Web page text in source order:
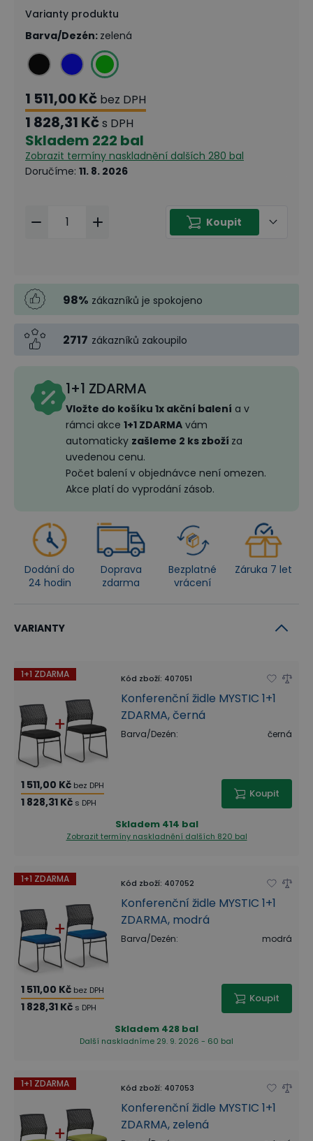
Varianty produktu
Barva/Dezén: zelená
1 511,00 Kč bez DPH
1 828,31 Kčs DPH
Skladem 222 bal
Zobrazit termíny naskladnění dalších 280 bal
Doručíme: 11. 8. 2026
Koupit
98% zákazníků je spokojeno
2717 zákazníků zakoupilo
1+1 ZDARMA
Vložte do košíku 1x akční balení a v
rámci akce 1+1 ZDARMA vám
automaticky zašleme 2 ks zboží za
uvedenou cenu.
Počet balení v objednávce není omezen.
Akce platí do vyprodání zásob.
Dodání do
24 hodin
Doprava
zdarma
Bezplatné
vrácení
Záruka 7 let
VARIANTY
1+1 ZDARMA Kód zboží: 407051
Konferenční židle MYSTIC 1+1
ZDARMA, černá
Barva/Dezén: černá
1 511,00 Kč bez DPH
1 828,31 Kč s DPH
Koupit
Skladem 414 bal
Zobrazit termíny naskladnění dalších 820 bal
1+1 ZDARMA Kód zboží: 407052
Konferenční židle MYSTIC 1+1
ZDARMA, modrá
Barva/Dezén: modrá
1 511,00 Kč bez DPH
1 828,31 Kč s DPH
Koupit
Skladem 428 bal
Další naskladníme 29. 9. 2026 - 60 bal
1+1 ZDARMA Kód zboží: 407053
Konferenční židle MYSTIC 1+1
ZDARMA, zelená